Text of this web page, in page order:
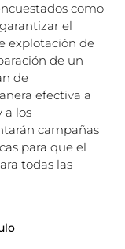
como
el
explotación de
de un
de
efectiva a
a los
campañas
para que el
todas las